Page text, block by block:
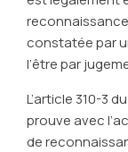
constatée par
l’être par
L’article 310-3
prouve avec
de